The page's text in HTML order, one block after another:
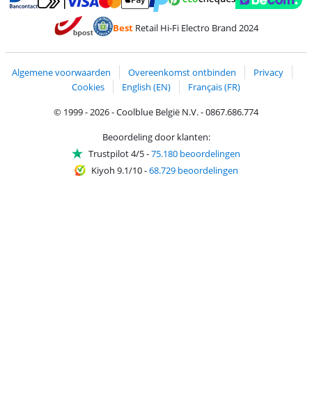
Betalen met Bancontact
Betalen met MasterCard en Visa via ClickToPay
Betalen met PayPal
BestRetail Hi-Fi Electro Brand 2024
Algemene voorwaarden Overeenkomst ontbinden
Privacy
Cookies
English (EN)
Français (FR)
© 1999 - 2026 - Coolblue België N.V. - 0867.686.774
Beoordeling door klanten:
Trustpilot 4/5-75.180 beoordelingen
Kiyoh 9.1/10-68.729 beoordelingen